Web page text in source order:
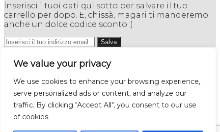
We value your privacy
We use cookies to enhance your browsing experience,
serve personalized ads or content, and analyze our
traffic. By clicking "Accept All", you consent to our use
of cookies.
Inserisci i tuoi dati qui sotto per salvare il tuo
carrello per dopo. E, chissà, magari ti manderemo
anche un dolce codice sconto :)
Salva
Accedi
Nome utente o indirizzo email* Richiesto
Password